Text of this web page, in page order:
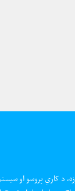
د کاري پروسو او